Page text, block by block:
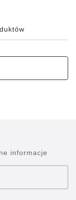
informacje